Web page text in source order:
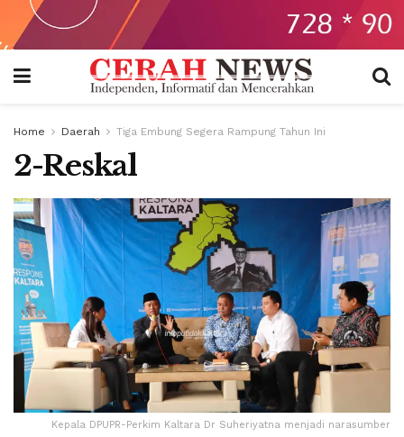
Home Daerah Tiga Embung Segera Rampung Tahun Ini
2-Reskal
Kepala DPUPR-Perkim Kaltara Dr Suheriyatna menjadi narasumber